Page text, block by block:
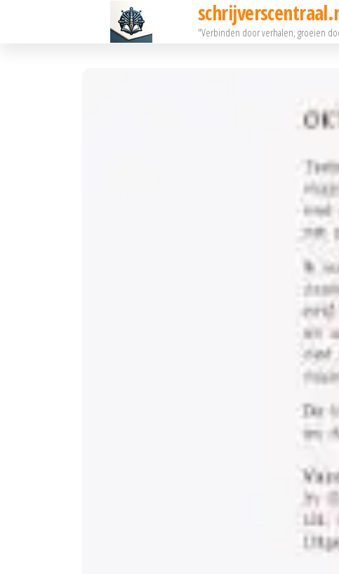
"Verbinden door verhalen, groeien